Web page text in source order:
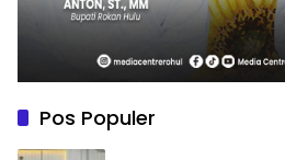
Pos Populer